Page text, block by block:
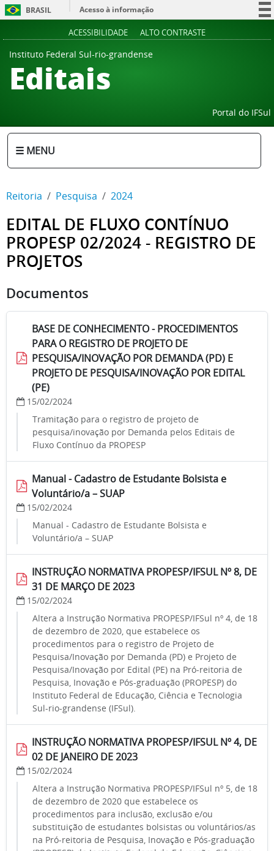
BRASIL
Acesso à informação
ACESSIBILIDADE ALTO CONTRASTE
Instituto Federal Sul-rio-grandense
Editais
Portal do IFSul
☰ MENU
Reitoria Pesquisa 2024
EDITAL DE FLUXO CONTÍNUO
PROPESP 02/2024 - REGISTRO DE
PROJETOS
Documentos
BASE DE CONHECIMENTO - PROCEDIMENTOS
PARA O REGISTRO DE PROJETO DE
PESQUISA/INOVAÇÃO POR DEMANDA (PD) E
PROJETO DE PESQUISA/INOVAÇÃO POR EDITAL
(PE)
15/02/2024
Tramitação para o registro de projeto de
pesquisa/inovação por Demanda pelos Editais de
Fluxo Contínuo da PROPESP
Manual - Cadastro de Estudante Bolsista e
Voluntário/a – SUAP
15/02/2024
Manual - Cadastro de Estudante Bolsista e
Voluntário/a – SUAP
INSTRUÇÃO NORMATIVA PROPESP/IFSUL Nº 8, DE
31 DE MARÇO DE 2023
15/02/2024
Altera a Instrução Normativa PROPESP/IFSul nº 4, de 18
de dezembro de 2020, que estabelece os
procedimentos para o registro de Projeto de
Pesquisa/Inovação por Demanda (PD) e Projeto de
Pesquisa/Inovação por Edital (PE) na Pró-reitoria de
Pesquisa, Inovação e Pós-graduação (PROPESP) do
Instituto Federal de Educação, Ciência e Tecnologia
Sul-rio-grandense (IFSul).
INSTRUÇÃO NORMATIVA PROPESP/IFSUL Nº 4, DE
02 DE JANEIRO DE 2023
15/02/2024
Altera a Instrução Normativa PROPESP/IFSul nº 5, de 18
de dezembro de 2020 que estabelece os
procedimentos para inclusão, exclusão e/ou
substituição de estudantes bolsistas ou voluntários/as
na Pró-reitoria de Pesquisa, Inovação e Pós-graduação